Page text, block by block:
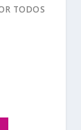
TODOS